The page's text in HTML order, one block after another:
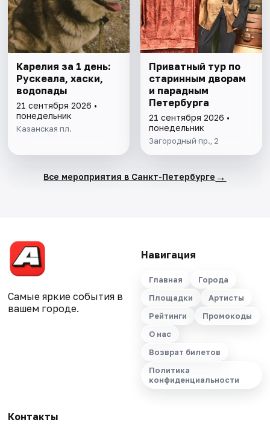
Карелия за 1 день:
Рускеала, хаски,
водопады
21 сентября 2026 •
понедельник
Казанская пл.
Приватный тур по
старинным дворам
и парадным
Петербурга
21 сентября 2026 •
понедельник
Загородный пр., 2
Все мероприятия в Санкт-Петербурге →
Самые яркие события в
вашем городе.
Навигация
Главная
Города
Площадки
Артисты
Рейтинги
Промокоды
О нас
Возврат билетов
Политика
конфиденциальности
Контакты